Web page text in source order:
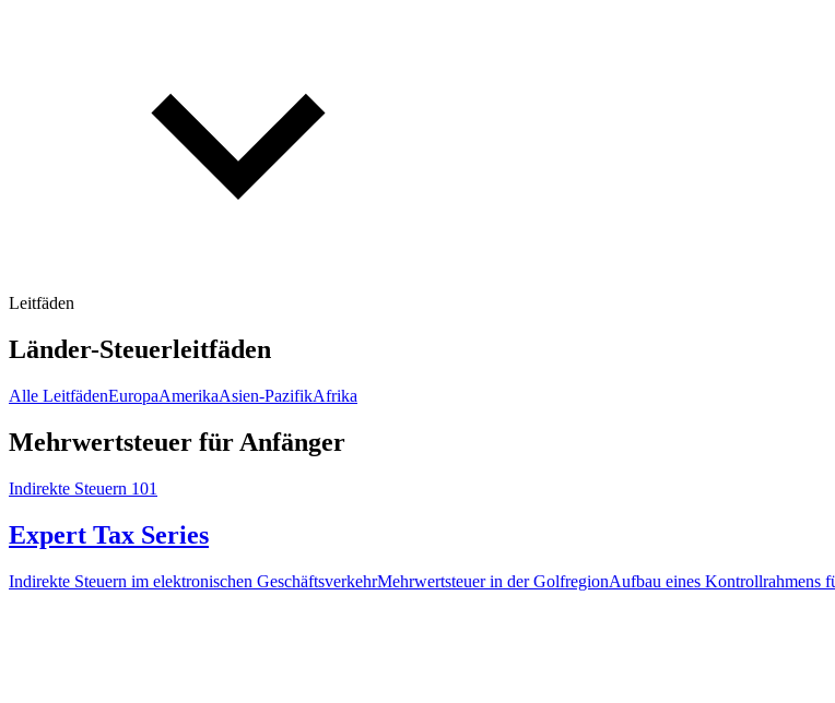
Leitfäden
Länder-Steuerleitfäden
Alle LeitfädenEuropaAmerikaAsien-PazifikAfrika
Mehrwertsteuer für Anfänger
Indirekte Steuern 101
Expert Tax Series
Indirekte Steuern im elektronischen GeschäftsverkehrMehrwertsteuer in der GolfregionAufbau eines Kontrollrahmens